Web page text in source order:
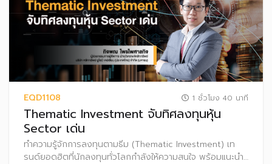
EQD1108 1 ชั่วโมง 40 นาที
Thematic Investment จับทิศลงทุนหุ้น
Sector เด่น
ทำความรู้จักการลงทุนตามธีม (Thematic Investment) เท
รนด์ยอดฮิตที่นักลงทุนทั่วโลกกำลังให้ความสนใจ พร้อมแนะนำ